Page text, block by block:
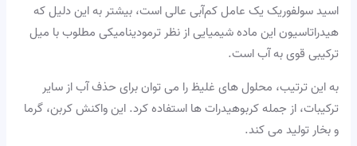
اسید سولفوریک یک عامل کم‌آبی عالی است، بیشتر به این دلیل که
هیدراتاسیون این ماده شیمیایی از نظر ترمودینامیکی مطلوب با میل
ترکیبی قوی به آب است.
به این ترتیب، محلول های غلیظ را می توان برای حذف آب از سایر
ترکیبات، از جمله کربوهیدرات ها استفاده کرد. این واکنش کربن، گرما
و بخار تولید می کند.